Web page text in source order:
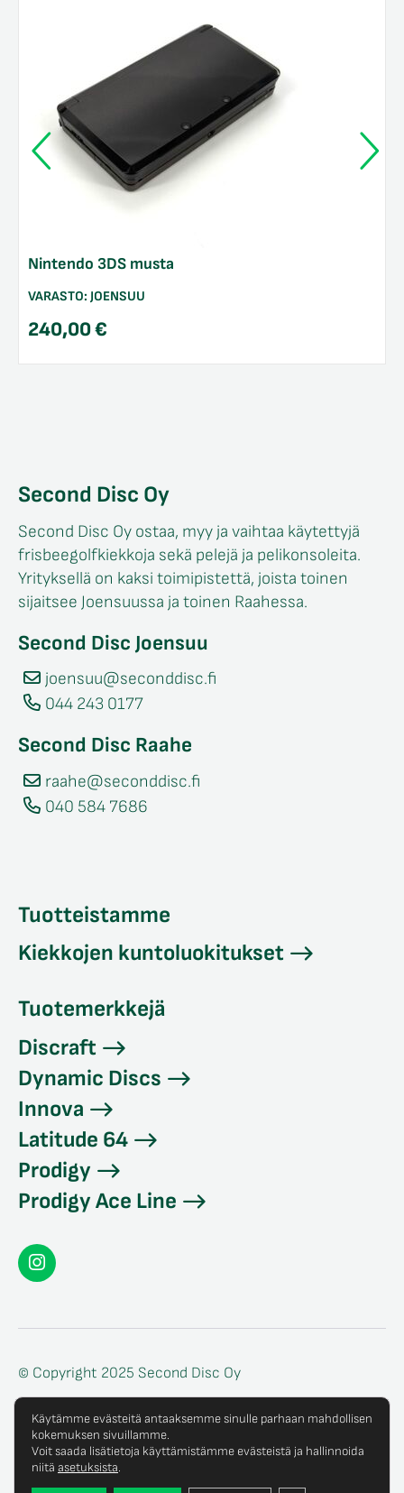
Nintendo 3DS musta
VARASTO: JOENSUU
240,00€
Second Disc Oy
Second Disc Oy ostaa, myy ja vaihtaa käytettyjä
frisbeegolfkiekkoja sekä pelejä ja pelikonsoleita.
Yrityksellä on kaksi toimipistettä, joista toinen
sijaitsee Joensuussa ja toinen Raahessa.
Second Disc Joensuu
joensuu@seconddisc.fi
044 243 0177
Second Disc Raahe
raahe@seconddisc.fi
040 584 7686
Tuotteistamme
Kiekkojen kuntoluokitukset
Tuotemerkkejä
Discraft
Dynamic Discs
Innova
Latitude 64
Prodigy
Prodigy Ace Line
Seconddisc
© Copyright 2025 Second Disc Oy
Tietosuojaseloste
Tilaus- ja toimitusehdot
Käytämme evästeitä antaaksemme sinulle parhaan mahdollisen
kokemuksen sivuillamme.
Voit saada lisätietoja käyttämistämme evästeistä ja hallinnoida
niitä asetuksista.